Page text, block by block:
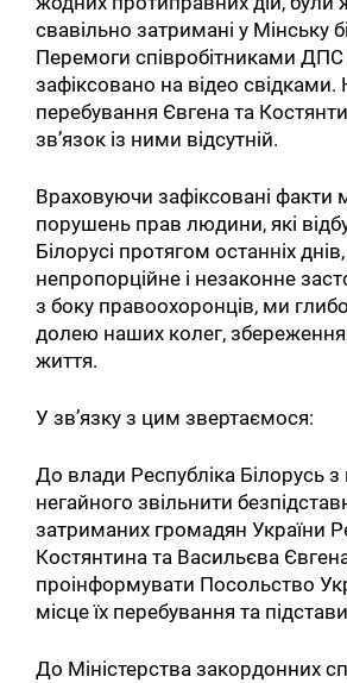
свавільно затримані у Мінську
Перемоги співробітниками
зафіксовано на відео свідками.
перебування Євгена та
зв’язок із ними відсутній.
Враховуючи зафіксовані факти
порушень прав людини, які
Білорусі протягом останніх
непропорційне і незаконне
з боку правоохоронців, ми
долею наших колег,
життя.
У зв’язку з цим звертаємося:
До влади Республіка Білорусь
негайного звільнити
затриманих громадян України
Костянтина та Васильєва
проінформувати Посольство
місце їх перебування та
До Міністерства закордонних